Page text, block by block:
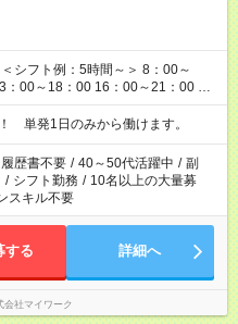
シフト例：5時間～＞ 8：00～
：00～18：00 16：00～21：00 ＜
00～19：00 ・13：00～22：00 ・
ご希望をお聞かせください！
単発1日のみから働けます。
履歴書不要 / 40～50代活躍中 / 副
/ シフト勤務 / 10名以上の大量募
スキル不要
する 詳細へ
会社マイワーク